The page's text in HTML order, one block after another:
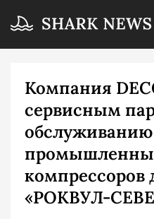
Компания
сервисным
обслуживанию
«РОКВУЛ-